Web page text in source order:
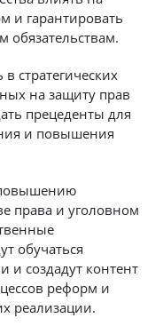
и гарантировать
обязательствам.
стратегических
на защиту прав
прецеденты для
и повышения
права и уголовном
обучаться
и создадут контент
реформ и
реализации.